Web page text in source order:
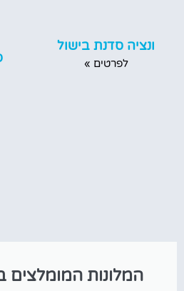
ונציה סדנת בישול
לפרטים »
המלונות המומלצים